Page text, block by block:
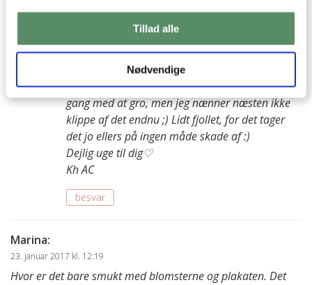
Tillad alle
Nødvendige
Ann-Christine:
24. januar 2017 kl. 11:11
Det er SÅ fantastisk! Vores persille er også i fuld
gang med at gro, men jeg nænner næsten ikke
klippe af det endnu ;) Lidt fjollet, for det tager
det jo ellers på ingen måde skade af :)
Dejlig uge til dig♡
Kh AC
besvar
Marina:
23. januar 2017 kl. 12:19
Hvor er det bare smukt med blomsterne og plakaten. Det